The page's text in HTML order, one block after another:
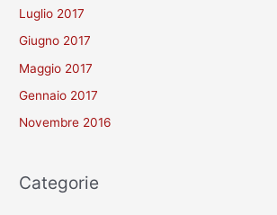
Luglio 2017
Giugno 2017
Maggio 2017
Gennaio 2017
Novembre 2016
Categorie